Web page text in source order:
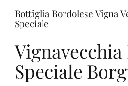
Bottiglia Bordolese Vigna
Speciale
Speciale